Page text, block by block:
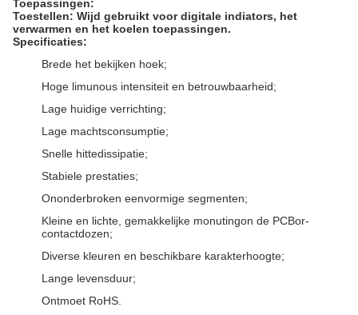
Toepassingen:
Toestellen: Wijd gebruikt voor digitale indiators, het
verwarmen en het koelen toepassingen.
Specificaties:
Brede het bekijken hoek;
Hoge limunous intensiteit en betrouwbaarheid;
Lage huidige verrichting;
Lage machtsconsumptie;
Snelle hittedissipatie;
Stabiele prestaties;
Ononderbroken eenvormige segmenten;
Kleine en lichte, gemakkelijke monutingon de PCBor-
contactdozen;
Diverse kleuren en beschikbare karakterhoogte;
Lange levensduur;
Ontmoet RoHS.